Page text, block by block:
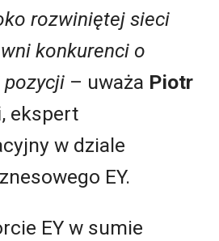
rozwiniętej sieci
konkurenci o
pozycji – uważa Piotr
, ekspert
w dziale
EY.
EY w sumie